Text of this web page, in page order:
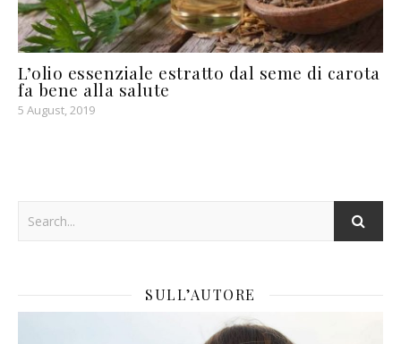
L’olio essenziale estratto dal seme di carota
fa bene alla salute
5 August, 2019
SULL’AUTORE